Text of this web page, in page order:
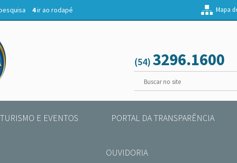
4ir ao rodapé Mapa
(54) 3296.1600
TURISMO E EVENTOS PORTAL DA TRANSPARÊNCIA
OUVIDORIA